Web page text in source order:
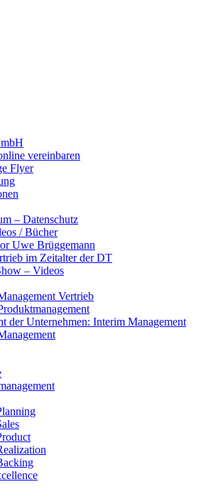
vereinbaren
Flyer
– Datenschutz
/ Bücher
Uwe Brüggemann
im Zeitalter der DT
– Videos
Vertrieb
der Unternehmen: Interim Management